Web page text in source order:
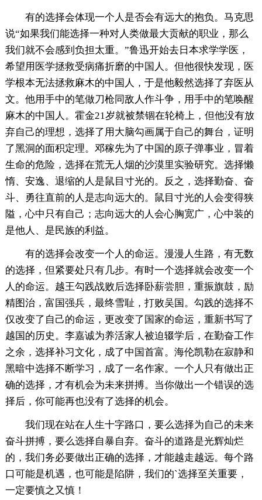
有的选择会体现一个人是否会有远大的抱负。马克思
说“如果我们能选择一种对人类做最大贡献的职业，那么
我们就不会感到负担太重。”鲁迅开始去日本求学学医，
希望用医学拯救受病痛折磨的中国人。但他很快发现，医
学根本无法拯救麻木的中国人，于是他毅然选择了弃医从
文。他用手中的笔做刀枪同敌人作斗争，用手中的笔唤醒
麻木的中国人。霍金21岁就被禁锢在轮椅上，但他没有放
弃自己的理想，选择了用大脑勾画属于自己的舞台，证明
了黑洞的面积定理。邓稼先为了中国的原子弹事业，冒着
生命的危险，选择在荒无人烟的沙漠里实验研究。选择懒
惰、安逸、退缩的人是鼠目寸光的。反之，选择勤奋、奋
斗、勇往直前的人是志向远大的。鼠目寸光的人会变得狭
隘，心中只有自己；志向远大的人会心胸宽广，心中装的
是他人、是民族的利益。
有的选择会改变一个人的命运。漫漫人生路，有无数
的选择，但紧要处只有几步。有时一个选择就会改变一个
人的命运。越王勾践战败后选择卧薪尝胆，重振旗鼓，励
精图治，富国强兵，最终雪耻，打败吴国。勾践的选择不
仅改变了自己的命运，更改变了国家的命运，重新书写了
越国的历史。李嘉诚为养活家人被迫辍学后，在勤奋工作
之余，选择补习文化，成了中国首富。海伦凯勒在寂静和
黑暗中选择不断学习，成了一名作家。一个人只有做出正
确的选择，才有机会为未来拼搏。当你做出一个错误的选
择后，你可能再也没有了选择的机会。
我们现在站在人生十字路口，要么选择为自己的未来
奋斗拼搏，要么选择自暴自弃。奋斗的道路是光辉灿烂
的，我们务必要做出正确的选择，才能越走越远。每个路
口可能是机遇，也可能是陷阱，我们的`选择至关重要，
一定要慎之又慎！